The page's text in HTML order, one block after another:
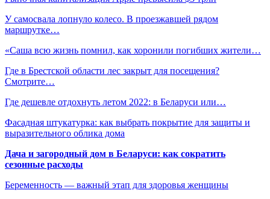
У самосвала лопнуло колесо. В проезжавшей рядом
маршрутке…
«Саша всю жизнь помнил, как хоронили погибших жители…
Где в Брестской области лес закрыт для посещения?
Смотрите…
Где дешевле отдохнуть летом 2022: в Беларуси или…
Фасадная штукатурка: как выбрать покрытие для защиты и
выразительного облика дома
Дача и загородный дом в Беларуси: как сократить
сезонные расходы
Беременность — важный этап для здоровья женщины